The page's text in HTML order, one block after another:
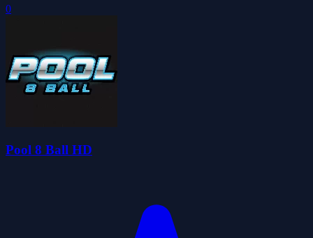
0
Pool 8 Ball HD